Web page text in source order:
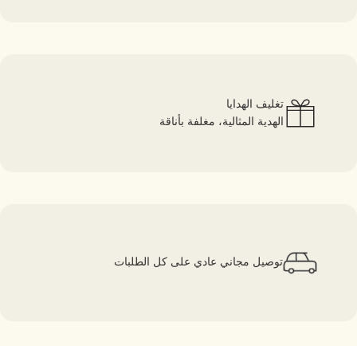
تغليف الهدايا
الهدية المثالية، مغلفة بأناقة
توصيل مجاني عادي على كل الطلبات